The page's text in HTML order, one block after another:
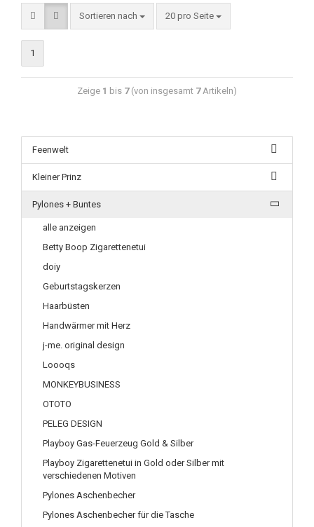
Sortieren nach 20 pro Seite
1
Zeige 1 bis 7(von insgesamt 7Artikeln)
Feenwelt
Kleiner Prinz
Pylones + Buntes
alle anzeigen
Betty Boop Zigarettenetui
doiy
Geburtstagskerzen
Haarbüsten
Handwärmer mit Herz
j-me. original design
Loooqs
MONKEYBUSINESS
OTOTO
PELEG DESIGN
Playboy Gas-Feuerzeug Gold & Silber
Playboy Zigarettenetui in Gold oder Silber mit
verschiedenen Motiven
Pylones Aschenbecher
Pylones Aschenbecher für die Tasche